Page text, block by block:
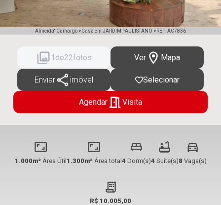
Fale com a Almeida' Camargo
Almeida' Camargo >Casa em JARDIM PAULISTANO > REF: AC7836
2 de22fotos Ver Mapa
Enviar imóvel Selecionar
Agendar Visita
1.000m² Área Útil 1.300m² Área total 4 Dorm(s)4 Suíte(s)8 Vaga(s)
R$ 10.005,00